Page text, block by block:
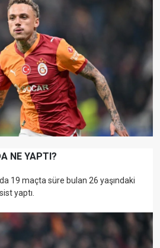
NE YAPTI?
19 maçta süre bulan 26 yaşındaki
yaptı.